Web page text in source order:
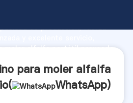
de producción, fuerza
moler alfalfa portátil proveedor
para moler alfalfa
WhatsApp)